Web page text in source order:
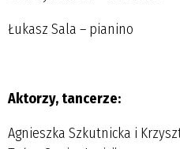
Łukasz Sala – pianino
Aktorzy, tancerze:
Agnieszka Szkutnicka i